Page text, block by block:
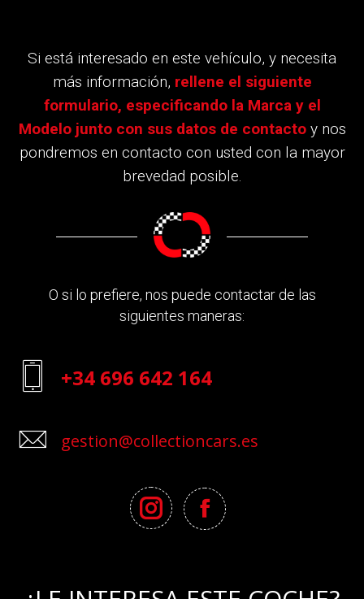
Si está interesado en este vehículo, y necesita
más información, rellene el siguiente
formulario, especificando la Marca y el
Modelo junto con sus datos de contactoy nos
pondremos en contacto con usted con la mayor
brevedad posible.
O si lo prefiere, nos puede contactar de las
siguientes maneras:
+34 696 642 164
gestion@collectioncars.es